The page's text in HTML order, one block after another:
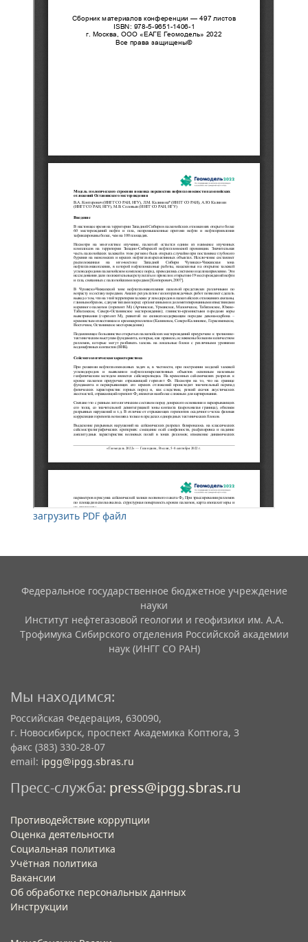
загрузить PDF файл
Федеральное государственное бюджетное учреждение
науки
Институт нефтегазовой геологии и геофизики им. А.А.
Трофимука Сибирского отделения Российской академии
наук (ИНГГ СО РАН)
Мы находимся:
Российская Федерация, 630090,
г. Новосибирск, проспект Академика Коптюга, 3
факс (383) 330-28-07
email: ipgg@ipgg.sbras.ru
Пресс-служба: press@ipgg.sbras.ru
Противодействие коррупции
Оценка деятельности
Социальная политика
Учётная политика​
Вакансии​
Об обработке персональных данных​
Инструкции​